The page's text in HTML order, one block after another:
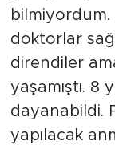
doktorlar
direndiler
yaşamıştı. 8
dayanabildi.
yapılacak